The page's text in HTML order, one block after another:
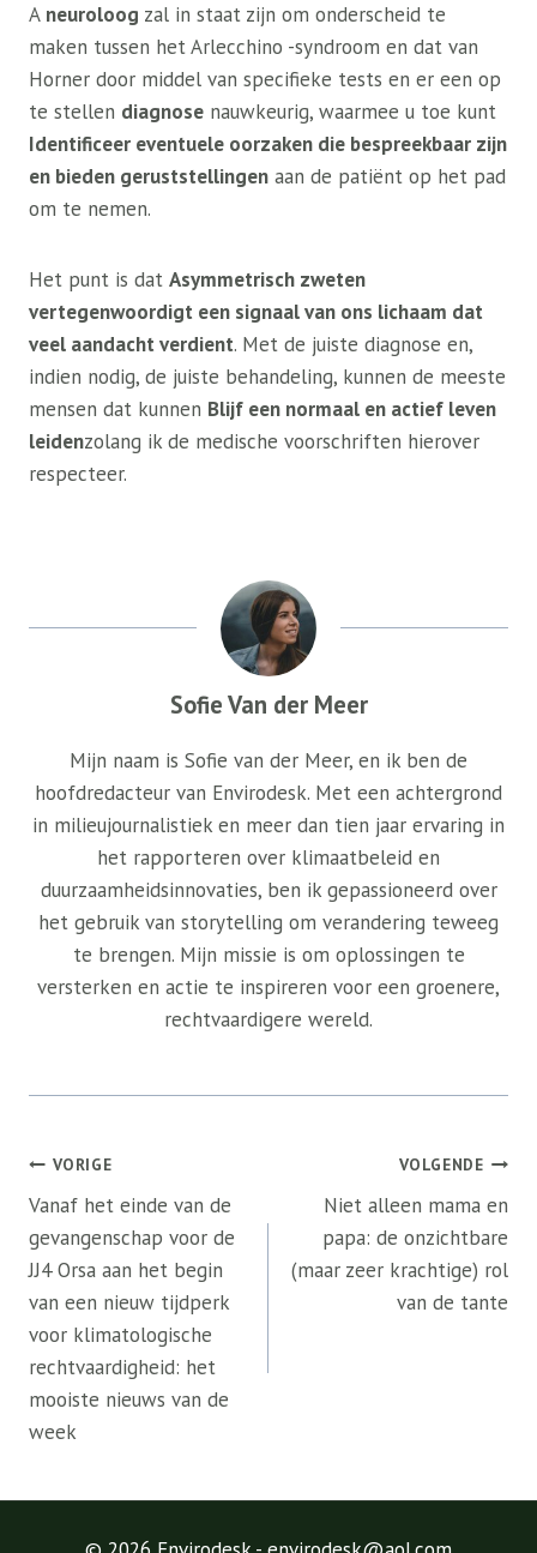
A neuroloog zal in staat zijn om onderscheid te
maken tussen het Arlecchino -syndroom en dat van
Horner door middel van specifieke tests en er een op
te stellen diagnose nauwkeurig, waarmee u toe kunt
Identificeer eventuele oorzaken die bespreekbaar zijn
en bieden geruststellingen aan de patiënt op het pad
om te nemen.
Het punt is dat Asymmetrisch zweten
vertegenwoordigt een signaal van ons lichaam dat
veel aandacht verdient. Met de juiste diagnose en,
indien nodig, de juiste behandeling, kunnen de meeste
mensen dat kunnen Blijf een normaal en actief leven
leidenzolang ik de medische voorschriften hierover
respecteer.
Sofie Van der Meer
Mijn naam is Sofie van der Meer, en ik ben de
hoofdredacteur van Envirodesk. Met een achtergrond
in milieujournalistiek en meer dan tien jaar ervaring in
het rapporteren over klimaatbeleid en
duurzaamheidsinnovaties, ben ik gepassioneerd over
het gebruik van storytelling om verandering teweeg
te brengen. Mijn missie is om oplossingen te
versterken en actie te inspireren voor een groenere,
rechtvaardigere wereld.
Bericht
navigatie
VORIGE
Vanaf het einde van de
gevangenschap voor de
JJ4 Orsa aan het begin
van een nieuw tijdperk
voor klimatologische
rechtvaardigheid: het
mooiste nieuws van de
week
VOLGENDE
Niet alleen mama en
papa: de onzichtbare
(maar zeer krachtige) rol
van de tante